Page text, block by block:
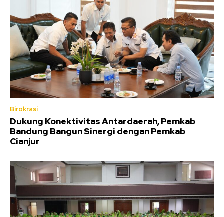
Birokrasi
Dukung Konektivitas Antardaerah, Pemkab
Bandung Bangun Sinergi dengan Pemkab
Cianjur